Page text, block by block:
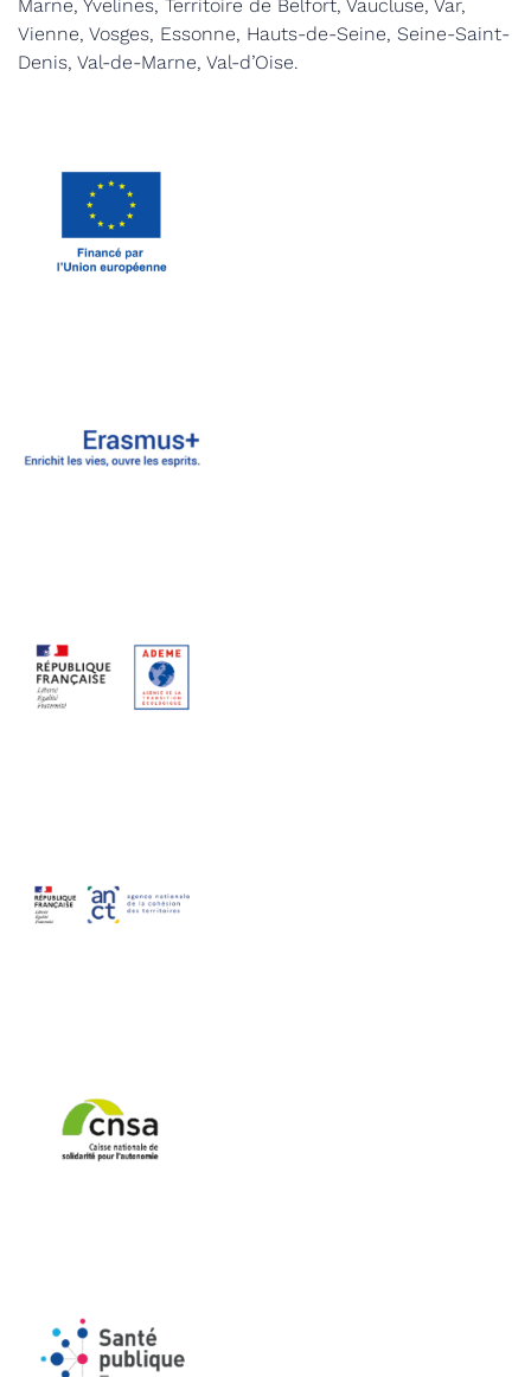
Marne, Yvelines, Territoire de Belfort, Vaucluse, Var,
Vienne, Vosges, Essonne, Hauts-de-Seine, Seine-Saint-
Denis, Val-de-Marne, Val-d’Oise.